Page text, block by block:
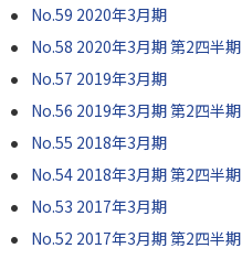
No.59 2020年3月期
No.58 2020年3月期 第2四半期
No.57 2019年3月期
No.56 2019年3月期 第2四半期
No.55 2018年3月期
No.54 2018年3月期 第2四半期
No.53 2017年3月期
No.52 2017年3月期 第2四半期